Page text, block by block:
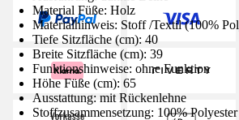
Material Füße: Holz
Materialhinweis: Stoff /Textil (100%
Tiefe Sitzfläche (cm): 40
Breite Sitzfläche (cm): 39
Funktionshinweise: ohne Funktion
Höhe Füße (cm): 65
Ausstattung: mit Rückenlehne
Stoffzusammensetzung: 100% Polyester